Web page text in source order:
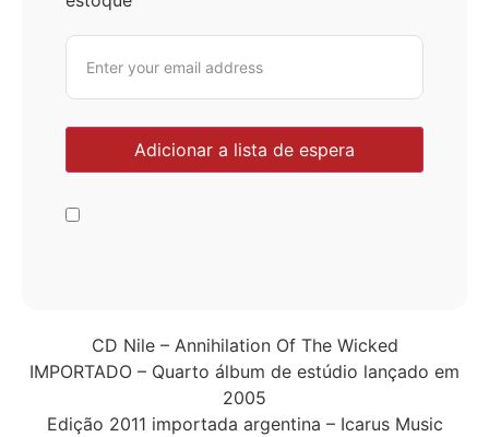
CD Nile – Annihilation Of The Wicked
IMPORTADO – Quarto álbum de estúdio lançado em
2005
Edição 2011 importada argentina – Icarus Music